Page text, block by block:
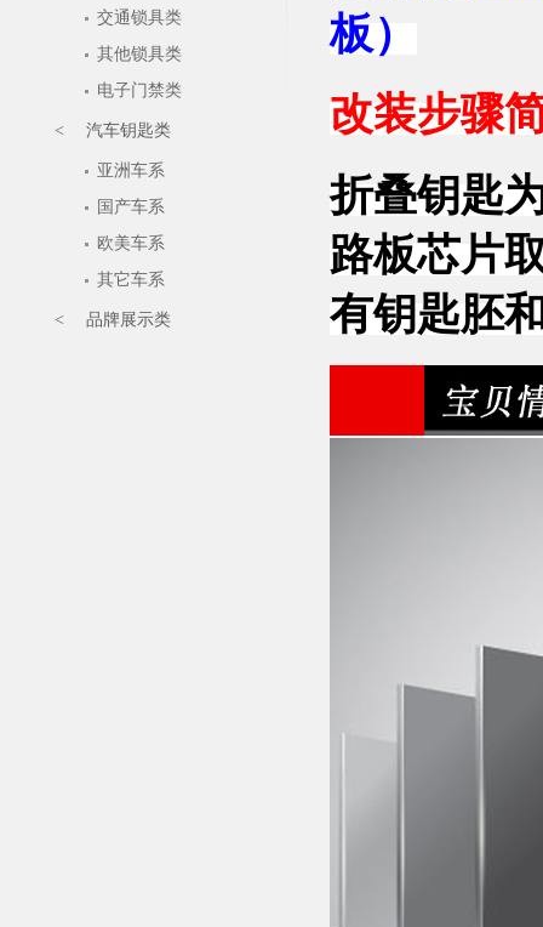
交通锁具类
其他锁具类
电子门禁类
< 汽车钥匙类
亚洲车系
国产车系
欧美车系
其它车系
< 品牌展示类
板）
改装步骤
折叠钥匙
路板芯片
有钥匙胚